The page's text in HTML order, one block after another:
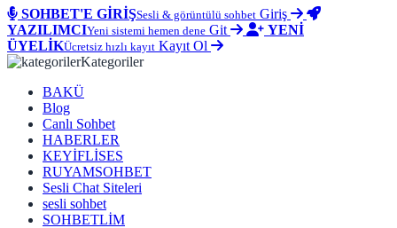
SOHBET'E GİRİŞSesli & görüntülü sohbet Giriş
YAZILIMCIYeni sistemi hemen dene Git
YENİ
ÜYELİKÜcretsiz hızlı kayıt Kayıt Ol
Kategoriler
BAKÜ
Blog
Canlı Sohbet
HABERLER
KEYİFLİSES
RUYAMSOHBET
Sesli Chat Siteleri
sesli sohbet
SOHBETLİM